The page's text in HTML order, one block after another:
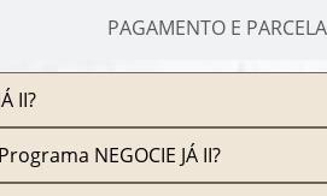
PAGAMENTO E
II?
NEGOCIE JÁ II?